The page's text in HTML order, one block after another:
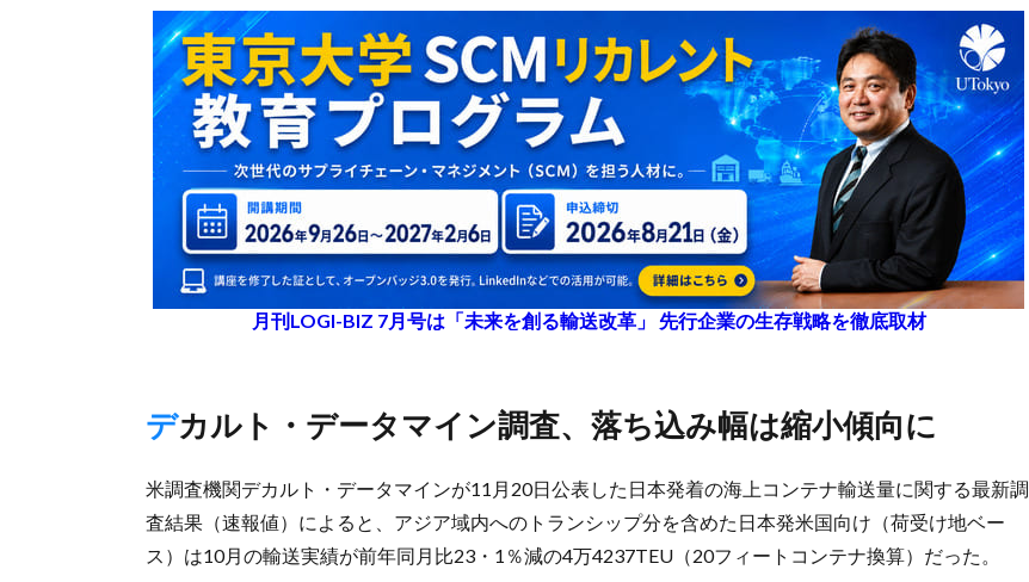
月刊LOGI-BIZ 7月号は「未来を創る輸送改革」 先行企業の生存戦略を徹底取材
デカルト・データマイン調査、落ち込み幅は縮小傾向に
米調査機関デカルト・データマインが11月20日公表した日本発着の海上コンテナ輸送量に関する最新調
査結果（速報値）によると、アジア域内へのトランシップ分を含めた日本発米国向け（荷受け地ベー
ス）は10月の輸送実績が前年同月比23・1％減の4万4237TEU（20フィートコンテナ換算）だった。